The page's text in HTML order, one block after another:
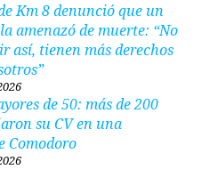
Km 8 denunció que un
amenazó de muerte: “No
así, tienen más derechos
de 50: más de 200
su CV en una
Comodoro